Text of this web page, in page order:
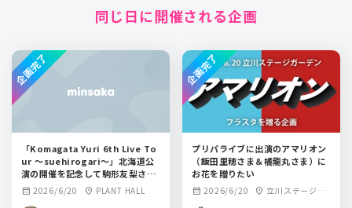
同じ日に開催される企画
「Komagata Yuri 6th Live To
ur 〜suehirogari〜」北海道公
演の開催を記念して駒形友梨さん
にフラワースタンドを贈りません
か？
calendar_month 2026/6/20 location_on PLANT HALL
企画完了
プリパライブに出演のアマリオン
（飯田里穂さま＆橘龍丸さま）に
お花を贈りたい
calendar_month 2026/6/20 location_on 立川ステージガ
企画完了